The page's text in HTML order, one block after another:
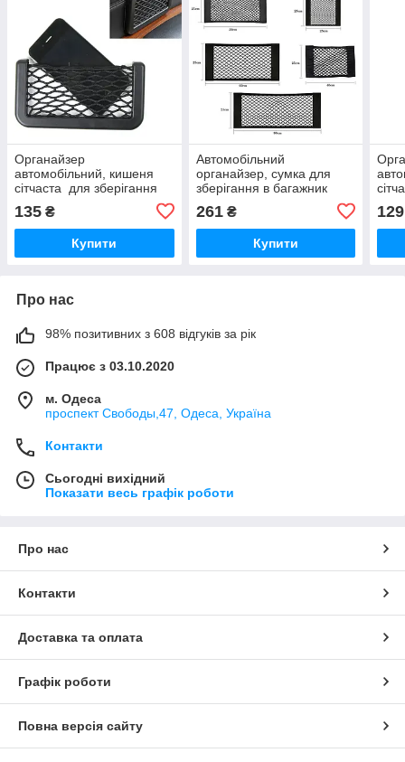
Органайзер
автомобільний, кишеня
сітчаста для зберігання
речей і дрібниць для авто
15 см
135 ₴
Купити
Автомобільний
органайзер, сумка для
зберігання в багажник
mesh Bag 60 х 25 см.
261₴
Купити
15
129
Про нас
98% позитивних з 608 відгуків за рік
Працює з 03.10.2020
м. Одеса
проспект Свободы,47, Одеса, Україна
Контакти
Сьогодні вихідний
Показати весь графік роботи
Про нас
Контакти
Доставка та оплата
Графік роботи
Повна версія сайту